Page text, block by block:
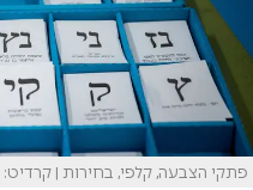
פתקי הצבעה, קלפי, בחירות | קרדיט: Yonatan Sindel/Flash90